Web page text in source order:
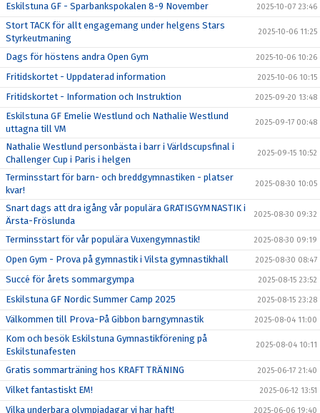
Eskilstuna GF - Sparbankspokalen 8-9 November 2025-10-07 23:46
Stort TACK för allt engagemang under helgens Stars
Styrkeutmaning
2025-10-06 11:25
Dags för höstens andra Open Gym 2025-10-06 10:26
Fritidskortet - Uppdaterad information 2025-10-06 10:15
Fritidskortet - Information och Instruktion 2025-09-20 13:48
Eskilstuna GF Emelie Westlund och Nathalie Westlund
uttagna till VM
2025-09-17 00:48
Nathalie Westlund personbästa i barr i Världscupsfinal i
Challenger Cup i Paris i helgen
2025-09-15 10:52
Terminsstart för barn- och breddgymnastiken - platser
kvar!
2025-08-30 10:05
Snart dags att dra igång vår populära GRATISGYMNASTIK i
Ärsta-Fröslunda
2025-08-30 09:32
Terminsstart för vår populära Vuxengymnastik! 2025-08-30 09:19
Open Gym - Prova på gymnastik i Vilsta gymnastikhall 2025-08-30 08:47
Succé för årets sommargympa 2025-08-15 23:52
Eskilstuna GF Nordic Summer Camp 2025 2025-08-15 23:28
Välkommen till Prova-På Gibbon barngymnastik 2025-08-04 11:00
Kom och besök Eskilstuna Gymnastikförening på
Eskilstunafesten
2025-08-04 10:11
Gratis sommarträning hos KRAFT TRÄNING 2025-06-17 21:40
Vilket fantastiskt EM! 2025-06-12 13:51
Vilka underbara olympiadagar vi har haft! 2025-06-06 19:40